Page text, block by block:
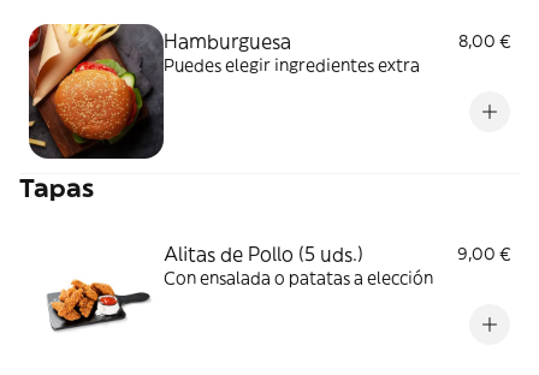
Hamburguesa
8,00 €
Puedes elegir ingredientes extra
Tapas
Alitas de Pollo (5 uds.)
9,00 €
Con ensalada o patatas a elección